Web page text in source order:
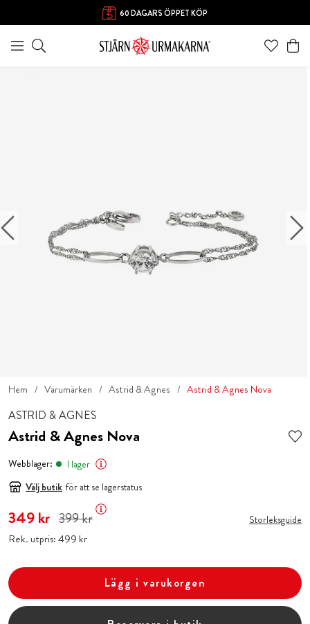
60 DAGARS ÖPPET KÖP
Hem Varumärken Astrid & Agnes Astrid & Agnes Nova
ASTRID & AGNES
Astrid & Agnes Nova
Webblager:
I lager
Välj butik för att se lagerstatus
Nuvarande pris:349 kr
349 kr 399 kr
Rek. utpris:Pris: 499 kr
499 kr
Storleksguide
Lägg i varukorgen